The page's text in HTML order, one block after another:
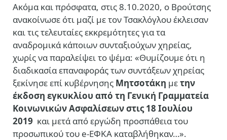
Ακόμα και πρόσφατα, στις 8.10.2020, ο Βρούτσης
ανακοίνωσε ότι μαζί με τον Τσακλόγλου έκλεισαν
και τις τελευταίες εκκρεμότητες για τα
αναδρομικά κάποιων συνταξιούχων χηρείας,
χωρίς να παραλείψει το ψέμα: «Θυμίζουμε ότι η
διαδικασία επαναφοράς των συντάξεων χηρείας
ξεκίνησε επί κυβέρνησης Μητσοτάκη μετην
έκδοση εγκυκλίου από τη Γενική Γραμματεία
Κοινωνικών Ασφαλίσεων στις 18 Ιουλίου
2019 και μετά από εργώδη προσπάθεια του
προσωπικού του e-ΕΦΚΑ καταβλήθηκαν…».